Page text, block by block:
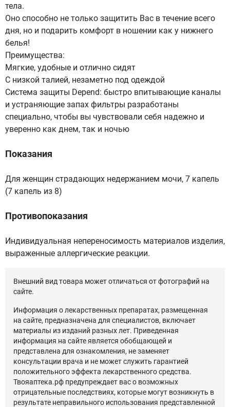
тела.
Оно способно не только защитить Вас в течение всего
дня, но и подарить комфорт в ношении как у нижнего
белья!
Преимущества:
Мягкие, удобные и отлично сидят
С низкой талией, незаметно под одеждой
Система защиты Depend: быстро впитывающие каналы
и устраняющие запах фильтры разработаны
специально, чтобы вы чувствовали себя надежно и
уверенно как днем, так и ночью
Показания
Для женщин страдающих недержанием мочи, 7 капель
(7 капель из 8)
Противопоказания
Индивидуальная непереносимость материалов изделия,
выраженные аллергические реакции.
Внешний вид товара может отличаться от фотографий на
сайте.
Информация о лекарственных препаратах, размещенная
на сайте, предназначена для специалистов, включает
материалы из изданий разных лет. Приведенная
информация на сайте является обобщающей и
представлена для ознакомления, не заменяет
консультации врача и не может служить гарантией
положительного эффекта лекарственного средства.
Твояаптека.рф предупреждает вас о возможных
отрицательные последствиях, которые могут возникнуть в
результате неправильного использования представленной